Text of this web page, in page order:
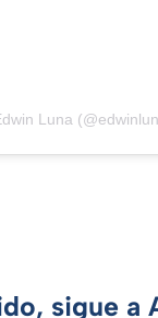
Luna
sigue a